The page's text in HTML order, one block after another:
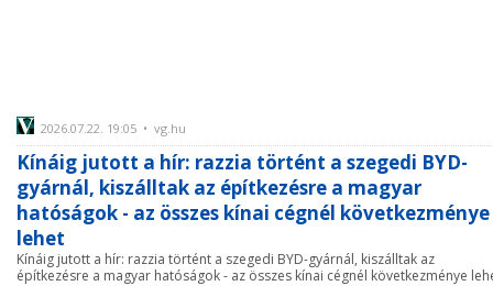
2026.07.22. 19:05 • vg.hu
Kínáig jutott a hír: razzia történt a szegedi BYD-
gyárnál, kiszálltak az építkezésre a magyar
hatóságok - az összes kínai cégnél következménye
lehet
Kínáig jutott a hír: razzia történt a szegedi BYD-gyárnál, kiszálltak az
építkezésre a magyar hatóságok - az összes kínai cégnél következménye